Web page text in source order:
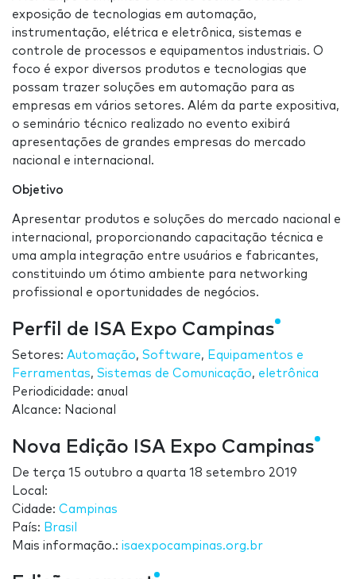
exposição de tecnologias em automação,
instrumentação, elétrica e eletrônica, sistemas e
controle de processos e equipamentos industriais. O
foco é expor diversos produtos e tecnologias que
possam trazer soluções em automação para as
empresas em vários setores. Além da parte expositiva,
o seminário técnico realizado no evento exibirá
apresentações de grandes empresas do mercado
nacional e internacional.
Objetivo
Apresentar produtos e soluções do mercado nacional e
internacional, proporcionando capacitação técnica e
uma ampla integração entre usuários e fabricantes,
constituindo um ótimo ambiente para networking
profissional e oportunidades de negócios.
Perfil de ISA Expo Campinas
Setores: Automação, Software, Equipamentos e
Ferramentas, Sistemas de Comunicação, eletrônica
Periodicidade: anual
Alcance: Nacional
Nova Edição ISA Expo Campinas
De terça 15 outubro a quarta 18 setembro 2019
Local:
Cidade: Campinas
País: Brasil
Mais informação.: isaexpocampinas.org.br